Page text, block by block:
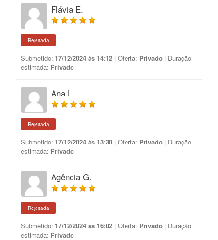
Flávia E.
Rejeitada
Submetido: 17/12/2024 às 14:12 | Oferta: Privado | Duração
estimada: Privado
Ana L.
Rejeitada
Submetido: 17/12/2024 às 13:30 | Oferta: Privado | Duração
estimada: Privado
Agência G.
Rejeitada
Submetido: 17/12/2024 às 16:02 | Oferta: Privado | Duração
estimada: Privado